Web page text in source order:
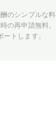
のシンプルな料
の再申請無料。
ートします。